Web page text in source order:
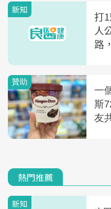
新知
打
人
路
熱門推薦
新知